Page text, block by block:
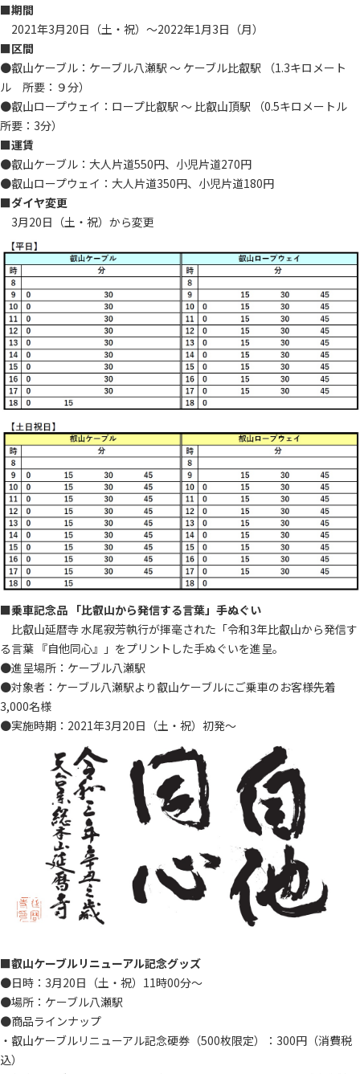
■期間
2021年3月20日（土・祝）～2022年1月3日（月）
■区間
●叡山ケーブル：ケーブル八瀬駅 ～ ケーブル比叡駅 （1.3キロメート
ル 所要：９分）
●叡山ロープウェイ：ロープ比叡駅 ～ 比叡山頂駅 （0.5キロメートル
所要：3分）
■運賃
●叡山ケーブル：大人片道550円、小児片道270円
●叡山ロープウェイ：大人片道350円、小児片道180円
■ダイヤ変更
3月20日（土・祝）から変更
■乗車記念品 「比叡山から発信する言葉」手ぬぐい
比叡山延暦寺 水尾寂芳執行が揮毫された「令和3年比叡山から発信す
る言葉 『自他同心』」をプリントした手ぬぐいを進呈。
●進呈場所：ケーブル八瀬駅
●対象者：ケーブル八瀬駅より叡山ケーブルにご乗車のお客様先着
3,000名様
●実施時期：2021年3月20日（土・祝）初発～
■叡山ケーブルリニューアル記念グッズ
●日時：3月20日（土・祝）11時00分～
●場所：ケーブル八瀬駅
●商品ラインナップ
・叡山ケーブルリニューアル記念硬券（500枚限定）：300円（消費税
込）